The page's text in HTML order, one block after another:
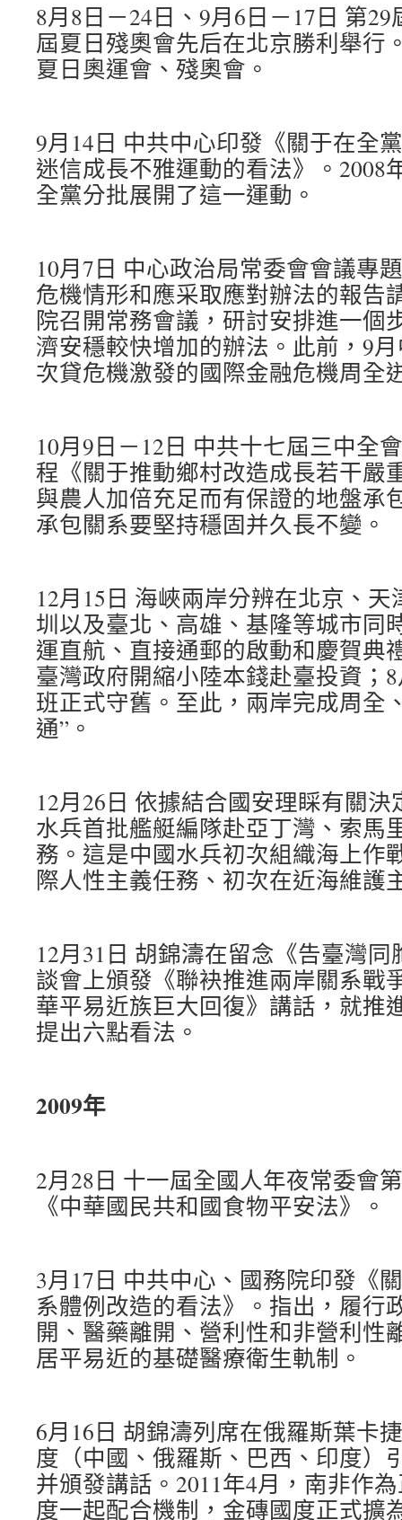
8月8日－24日、9月6日－17日 第
屆夏日殘奧會先后在北京勝利舉行
夏日奧運會、殘奧會。
9月14日 中共中心印發《關于在全
迷信成長不雅運動的看法》。2008
全黨分批展開了這一運動。
10月7日 中心政治局常委會會議專
危機情形和應采取應對辦法的報告
院召開常務會議，研討安排進一個
濟安穩較快增加的辦法。此前，9
次貸危機激發的國際金融危機周全
10月9日－12日 中共十七屆三中全
程《關于推動鄉村改造成長若干嚴
與農人加倍充足而有保證的地盤承
承包關系要堅持穩固并久長不變。
12月15日 海峽兩岸分辨在北京、
圳以及臺北、高雄、基隆等城市同
運直航、直接通郵的啟動和慶賀典
臺灣政府開縮小陸本錢赴臺投資；
班正式守舊。至此，兩岸完成周全
通”。
12月26日 依據結合國安理睬有關
水兵首批艦艇編隊赴亞丁灣、索馬
務。這是中國水兵初次組織海上作
際人性主義任務、初次在近海維護
12月31日 胡錦濤在留念《告臺灣
談會上頒發《聯袂推進兩岸關系戰
華平易近族巨大回復》講話，就推
提出六點看法。
2009年
2月28日 十一屆全國人年夜常委會
《中華國民共和國食物平安法》。
3月17日 中共中心、國務院印發《
系體例改造的看法》。指出，履行
開、醫藥離開、營利性和非營利性
居平易近的基礎醫療衛生軌制。
6月16日 胡錦濤列席在俄羅斯葉卡
度（中國、俄羅斯、巴西、印度）
并頒發講話。2011年4月，南非作
度一起配合機制，金磚國度正式擴